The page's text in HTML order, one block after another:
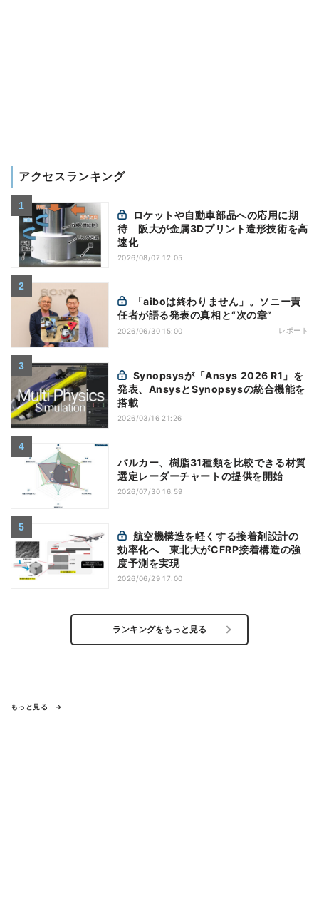
アクセスランキング
待 阪大が金属3Dプリント造形技術を高
速化
2026/08/07 12:05
任者が語る発表の真相と“次の章”
2026/06/30 15:00 レポート
発表、AnsysとSynopsysの統合機能を
搭載
2026/03/16 21:26
バルカー、樹脂31種類を比較できる材質
選定レーダーチャートの提供を開始
2026/07/30 16:59
効率化へ 東北大がCFRP接着構造の強
度予測を実現
2026/06/29 17:00
ランキングをもっと見る
もっと見る